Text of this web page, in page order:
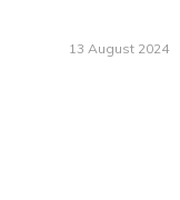
13 August 2024